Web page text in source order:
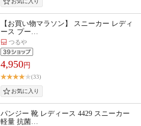
【お買い物マラソン】 スニーカー レディ
ース プー…
つるや
4,950円
(33)
パンジー 靴 レディース 4429 スニーカー
軽量 抗菌…